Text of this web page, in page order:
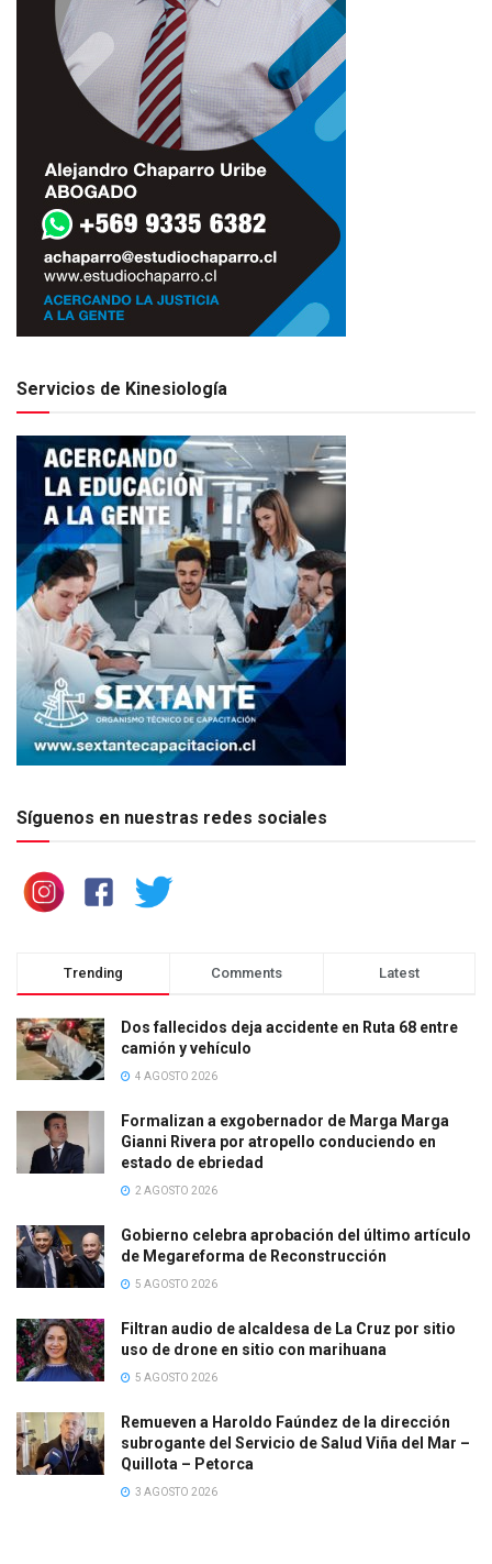
Servicios de Kinesiología
Síguenos en nuestras redes sociales
Trending Comments Latest
Dos fallecidos deja accidente en Ruta 68 entre
camión y vehículo
4 AGOSTO 2026
Formalizan a exgobernador de Marga Marga
Gianni Rivera por atropello conduciendo en
estado de ebriedad
2 AGOSTO 2026
Gobierno celebra aprobación del último artículo
de Megareforma de Reconstrucción
5 AGOSTO 2026
Filtran audio de alcaldesa de La Cruz por sitio
uso de drone en sitio con marihuana
5 AGOSTO 2026
Remueven a Haroldo Faúndez de la dirección
subrogante del Servicio de Salud Viña del Mar –
Quillota – Petorca
3 AGOSTO 2026